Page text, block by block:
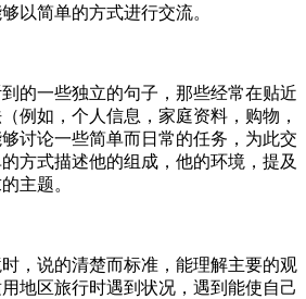
以简单的方式进行交流。
的一些独立的句子，那些经常在贴近
例如，个人信息，家庭资料，购物，
讨论一些简单而日常的任务，为此交
方式描述他的组成，他的环境，提及
主题。
，说的清楚而标准，能理解主要的观
地区旅行时遇到状况，遇到能使自己